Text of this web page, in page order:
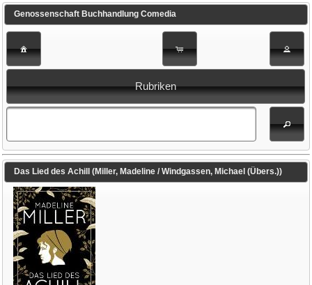
Genossenschaft Buchhandlung Comedia
Rubriken
Das Lied des Achill (Miller, Madeline / Windgassen, Michael (Übers.))